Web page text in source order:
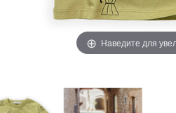
Наведите для